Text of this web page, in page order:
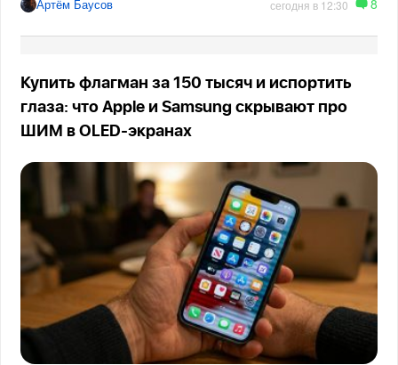
Артём Баусов сегодня в 12:30 8
Купить флагман за 150 тысяч и испортить
глаза: что Apple и Samsung скрывают про
ШИМ в OLED-экранах